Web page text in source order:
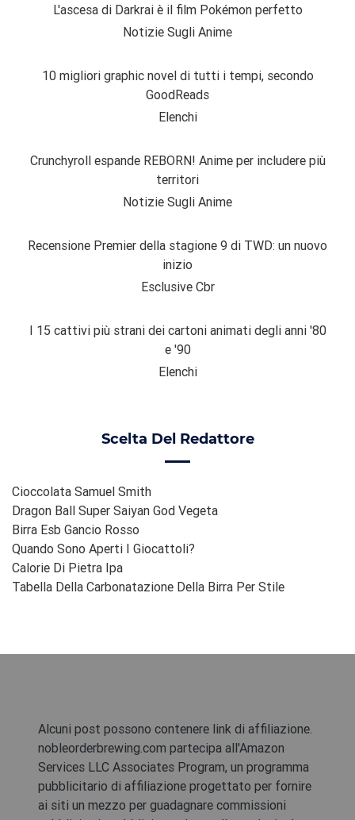
L'ascesa di Darkrai è il film Pokémon perfetto
Notizie Sugli Anime
10 migliori graphic novel di tutti i tempi, secondo
GoodReads
Elenchi
Crunchyroll espande REBORN! Anime per includere più
territori
Notizie Sugli Anime
Recensione Premier della stagione 9 di TWD: un nuovo
inizio
Esclusive Cbr
I 15 cattivi più strani dei cartoni animati degli anni '80
e '90
Elenchi
Scelta Del Redattore
Cioccolata Samuel Smith
Dragon Ball Super Saiyan God Vegeta
Birra Esb Gancio Rosso
Quando Sono Aperti I Giocattoli?
Calorie Di Pietra Ipa
Tabella Della Carbonatazione Della Birra Per Stile
Alcuni post possono contenere link di affiliazione.
nobleorderbrewing.com partecipa all'Amazon
Services LLC Associates Program, un programma
pubblicitario di affiliazione progettato per fornire
ai siti un mezzo per guadagnare commissioni